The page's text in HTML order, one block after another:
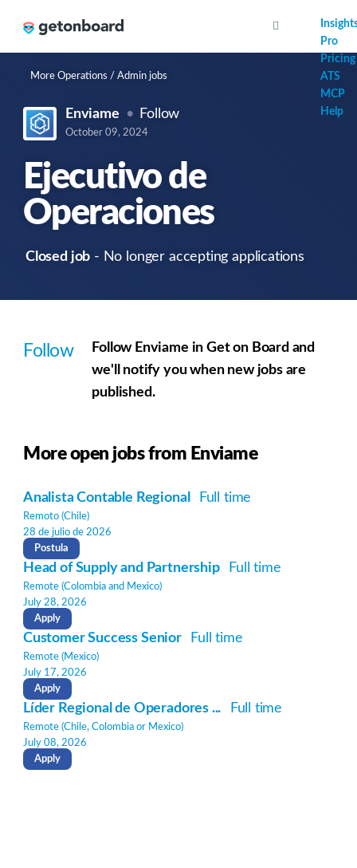
Pro
Pricing
ATS
MCP
Help
More Operations / Admin jobs
Enviame Follow
October 09, 2024
Ejecutivo de
Operaciones
Closed job - No longer accepting applications
Follow
Follow Enviame in Get on Board and
we'll notify you when new jobs are
published.
More open jobs from Enviame
Analista Contable Regional Full time
Remoto (Chile)
28 de julio de 2026
Postula
Head of Supply and Partnership Full time
Remote (Colombia and Mexico)
July 28, 2026
Apply
Customer Success Senior Full time
Remote (Mexico)
July 17, 2026
Apply
Líder Regional de Operadores ... Full time
Remote (Chile, Colombia or Mexico)
July 08, 2026
Apply